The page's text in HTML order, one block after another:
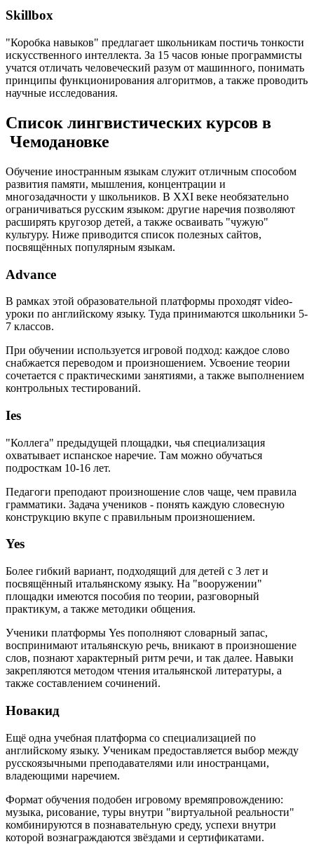
Skillbox
"Коробка навыков" предлагает школьникам постичь тонкости
искусственного интеллекта. За 15 часов юные программисты
учатся отличать человеческий разум от машинного, понимать
принципы функционирования алгоритмов, а также проводить
научные исследования.
Список лингвистических курсов в
Чемодановке
Обучение иностранным языкам служит отличным способом
развития памяти, мышления, концентрации и
многозадачности у школьников. В XXI веке необязательно
ограничиваться русским языком: другие наречия позволяют
расширять кругозор детей, а также осваивать "чужую"
культуру. Ниже приводится список полезных сайтов,
посвящённых популярным языкам.
Advance
В рамках этой образовательной платформы проходят video-
уроки по английскому языку. Туда принимаются школьники 5-
7 классов.
При обучении используется игровой подход: каждое слово
снабжается переводом и произношением. Усвоение теории
сочетается с практическими занятиями, а также выполнением
контрольных тестирований.
Ies
"Коллега" предыдущей площадки, чья специализация
охватывает испанское наречие. Там можно обучаться
подросткам 10-16 лет.
Педагоги преподают произношение слов чаще, чем правила
грамматики. Задача учеников - понять каждую словесную
конструкцию вкупе с правильным произношением.
Yes
Более гибкий вариант, подходящий для детей с 3 лет и
посвящённый итальянскому языку. На "вооружении"
площадки имеются пособия по теории, разговорный
практикум, а также методики общения.
Ученики платформы Yes пополняют словарный запас,
воспринимают итальянскую речь, вникают в произношение
слов, познают характерный ритм речи, и так далее. Навыки
закрепляются методом чтения итальянской литературы, а
также составлением сочинений.
Новакид
Ещё одна учебная платформа со специализацией по
английскому языку. Ученикам предоставляется выбор между
русскоязычными преподавателями или иностранцами,
владеющими наречием.
Формат обучения подобен игровому времяпровождению:
музыка, рисование, туры внутри "виртуальной реальности"
комбинируются в познавательную среду, успехи внутри
которой вознаграждаются звёздами и сертификатами.